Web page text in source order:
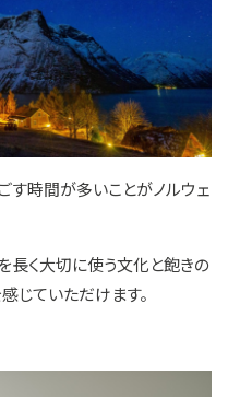
す時間が多いことがノルウェ
長く大切に使う文化と飽きの
じていただけます。